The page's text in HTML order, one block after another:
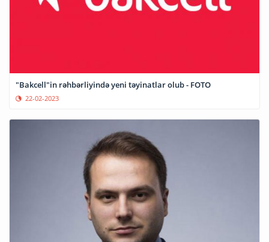
"Bakcell"in rəhbərliyində yeni təyinatlar olub - FOTO
22-02-2023